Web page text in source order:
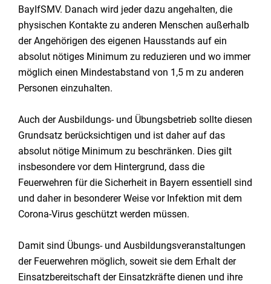
BayIfSMV. Danach wird jeder dazu angehalten, die
physischen Kontakte zu anderen Menschen außerhalb
der Angehörigen des eigenen Hausstands auf ein
absolut nötiges Minimum zu reduzieren und wo immer
möglich einen Mindestabstand von 1,5 m zu anderen
Personen einzuhalten.
Auch der Ausbildungs- und Übungsbetrieb sollte diesen
Grundsatz berücksichtigen und ist daher auf das
absolut nötige Minimum zu beschränken. Dies gilt
insbesondere vor dem Hintergrund, dass die
Feuerwehren für die Sicherheit in Bayern essentiell sind
und daher in besonderer Weise vor Infektion mit dem
Corona-Virus geschützt werden müssen.
Damit sind Übungs- und Ausbildungsveranstaltungen
der Feuerwehren möglich, soweit sie dem Erhalt der
Einsatzbereitschaft der Einsatzkräfte dienen und ihre